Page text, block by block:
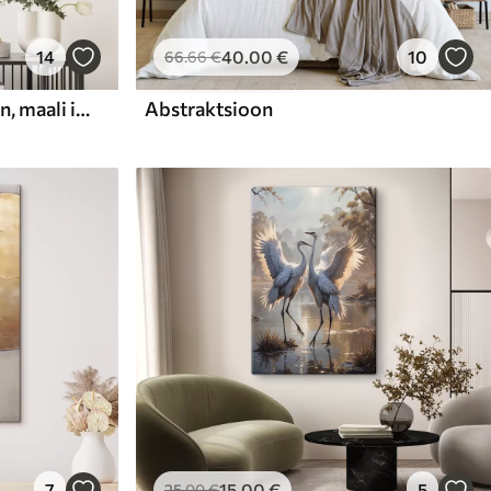
14
Abstraktne kompositsioon, maali imitatsioon
66.66€40.00€ 10
Abstraktsioon